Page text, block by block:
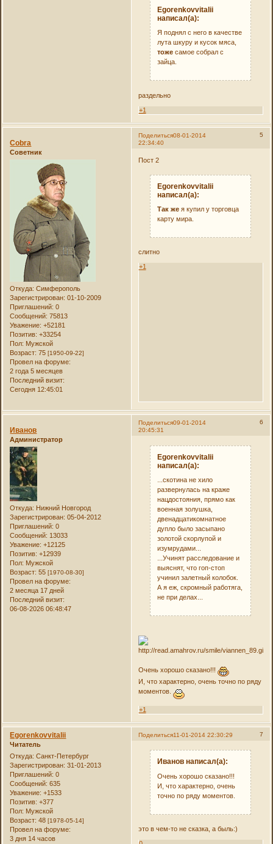
Egorenkovvitalii
написал(а):
Я поднял с него в качестве
лута шкуру и кусок мяса,
тоже самое собрал с
зайца.
раздельно
+1
Поделиться 5
08-01-2014
22:34:40
Cobra
Советник
Откуда: Симферополь
Зарегистрирован: 01-10-2009
Приглашений: 0
Сообщений: 75813
Уважение: +52181
Позитив: +33254
Пол: Мужской
Возраст: 75[1950-09-22]
Провел на форуме:
2 года 5 месяцев
Последний визит:
Сегодня 12:45:01
Пост 2
Egorenkovvitalii
написал(а):
Так же я купил у торговца
карту мира.
слитно
+1
Поделиться 6
09-01-2014
20:45:31
Иванов
Администратор
Откуда: Нижний Новгород
Зарегистрирован: 05-04-2012
Приглашений: 0
Сообщений: 13033
Уважение: +12125
Позитив: +12939
Пол: Мужской
Возраст: 55[1970-08-30]
Провел на форуме:
2 месяца 17 дней
Последний визит:
06-08-2026 06:48:47
Egorenkovvitalii
написал(а):
...скотина не хило
развернулась на краже
нацдостояния, прямо как
военная золушка,
двенадцатикомнатное
дупло было засыпано
золотой скорлупой и
изумрудами...
...Учинят расследование и
выяснят, что гоп-стоп
учинил залетный колобок.
А я еж, скромный работяга,
не при делах...
Очень хорошо сказано!!!
И, что характерно, очень точно по ряду
моментов.
+1
Поделиться 7
11-01-2014 22:30:29
Egorenkovvitalii
Читатель
Откуда: Санкт-Петербург
Зарегистрирован: 31-01-2013
Приглашений: 0
Сообщений: 635
Уважение: +1533
Позитив: +377
Пол: Мужской
Возраст: 48[1978-05-14]
Провел на форуме:
3 дня 14 часов
Иванов написал(а):
Очень хорошо сказано!!!
И, что характерно, очень
точно по ряду моментов.
это в чем-то не сказка, а быль:)